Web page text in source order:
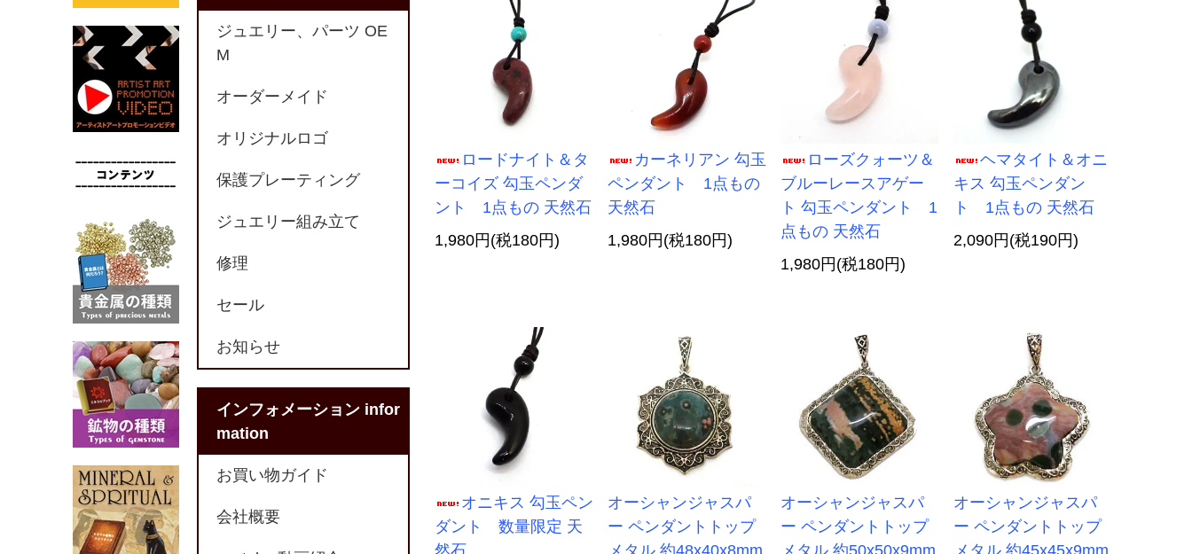
ロードナイト＆タ
ーコイズ 勾玉ペンダ
ント 1点もの 天然石
1,980円(税180円)
カーネリアン 勾玉
ペンダント 1点もの
天然石
1,980円(税180円)
ローズクォーツ＆
ブルーレースアゲー
ト 勾玉ペンダント 1
点もの 天然石
1,980円(税180円)
ヘマタイト＆オニ
キス 勾玉ペンダン
ト 1点もの 天然石
2,090円(税190円)
オニキス 勾玉ペン
ダント 数量限定 天
然石
オーシャンジャスパ
ー ペンダントトップ
メタル 約48x40x8mm
オーシャンジャスパ
ー ペンダントトップ
メタル 約50x50x9mm
オーシャンジャスパ
ー ペンダントトップ
メタル 約45x45x9mm
ジュエリー、パーツ OE
M
オーダーメイド
オリジナルロゴ
保護プレーティング
ジュエリー組み立て
修理
セール
お知らせ
インフォメーション infor
mation
お買い物ガイド
会社概要